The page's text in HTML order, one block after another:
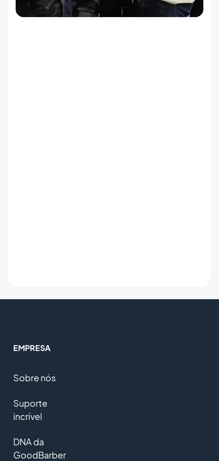
EMPRESA
Sobre nós
Suporte
incrível
DNA da
GoodBarber